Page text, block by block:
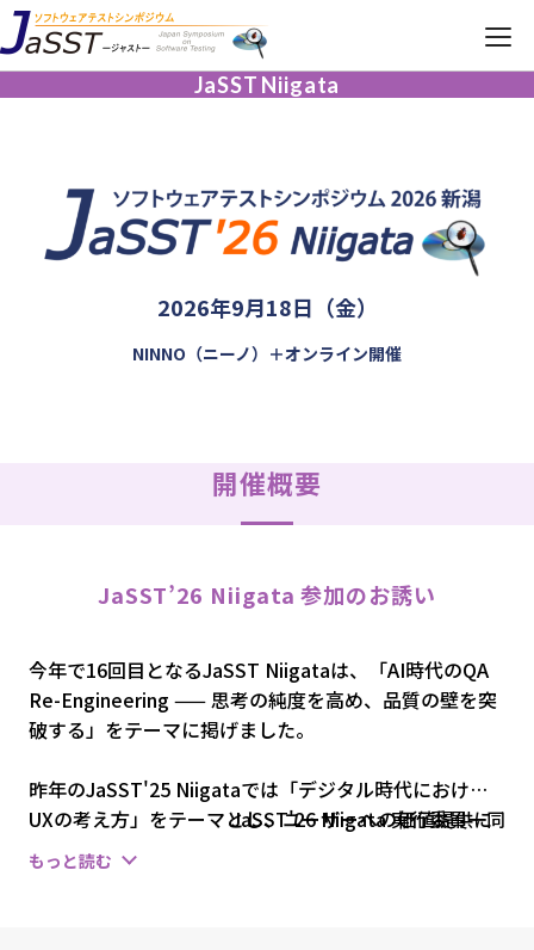
開催概要
参加お申し込み
JaSST Niigata
2026年9月18日（金）
NINNO（ニーノ） ＋オンライン開催
開催概要
JaSST’26 Niigata 参加のお誘い
今年で16回目となるJaSST Niigataは、「AI時代のQA
Re-Engineering —— 思考の純度を高め、品質の壁を突
破する」をテーマに掲げました。
昨年のJaSST'25 Niigataでは「デジタル時代における
UXの考え方」をテーマとし、ユーザーへの価値提供に
ついて深く探求しました。その中で、技術が進化し多様
化するからこそ、本質的な「品質」に向き合うことの重
JaSST'26 Niigata 実行委員一同
もっと読む